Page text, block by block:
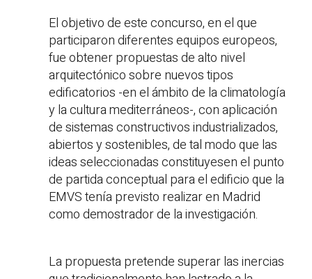
El objetivo de este concurso, en el que
participaron diferentes equipos europeos,
fue obtener propuestas de alto nivel
arquitectónico sobre nuevos tipos
edificatorios -en el ámbito de la climatología
y la cultura mediterráneos-, con aplicación
de sistemas constructivos industrializados,
abiertos y sostenibles, de tal modo que las
ideas seleccionadas constituyesen el punto
de partida conceptual para el edificio que la
EMVS tenía previsto realizar en Madrid
como demostrador de la investigación.
La propuesta pretende superar las inercias